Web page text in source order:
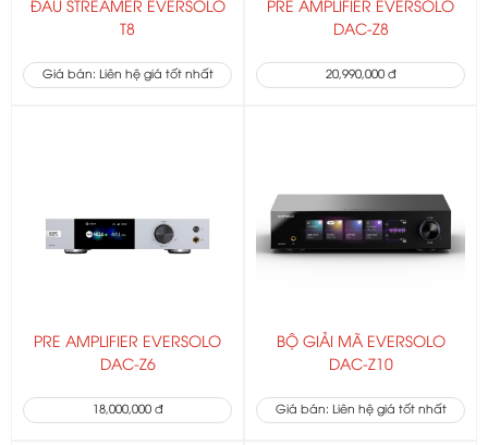
ĐẦU STREAMER EVERSOLO
T8
Giá bán: Liên hệ giá tốt nhất
PRE AMPLIFIER EVERSOLO
DAC-Z8
20,990,000 đ
PRE AMPLIFIER EVERSOLO
DAC-Z6
18,000,000 đ
BỘ GIẢI MÃ EVERSOLO
DAC-Z10
Giá bán: Liên hệ giá tốt nhất